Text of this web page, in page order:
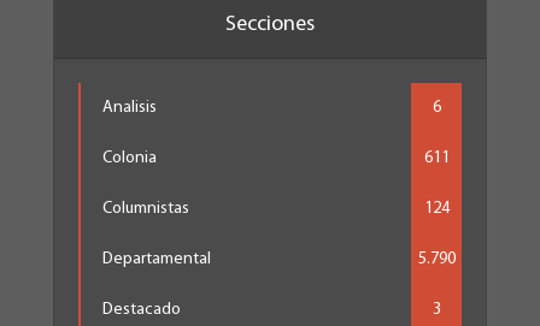
Secciones
Analisis 6
Colonia 611
Columnistas 124
Departamental 5.790
Destacado 3